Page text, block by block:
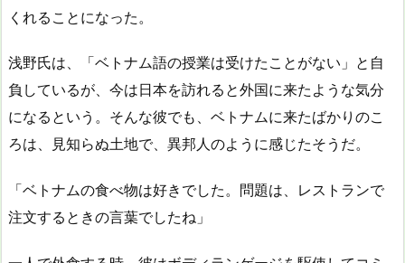
くれることになった。
浅野氏は、「ベトナム語の授業は受けたことがない」と自
負しているが、今は日本を訪れると外国に来たような気分
になるという。そんな彼でも、ベトナムに来たばかりのこ
ろは、見知らぬ土地で、異邦人のように感じたそうだ。
「ベトナムの食べ物は好きでした。問題は、レストランで
注文するときの言葉でしたね」